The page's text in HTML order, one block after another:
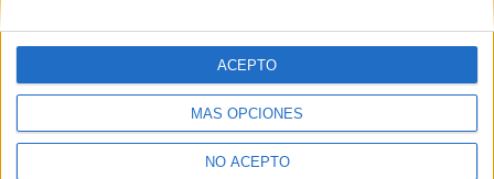
MÁS OPCIONES
NO ACEPTO
ACEPTO